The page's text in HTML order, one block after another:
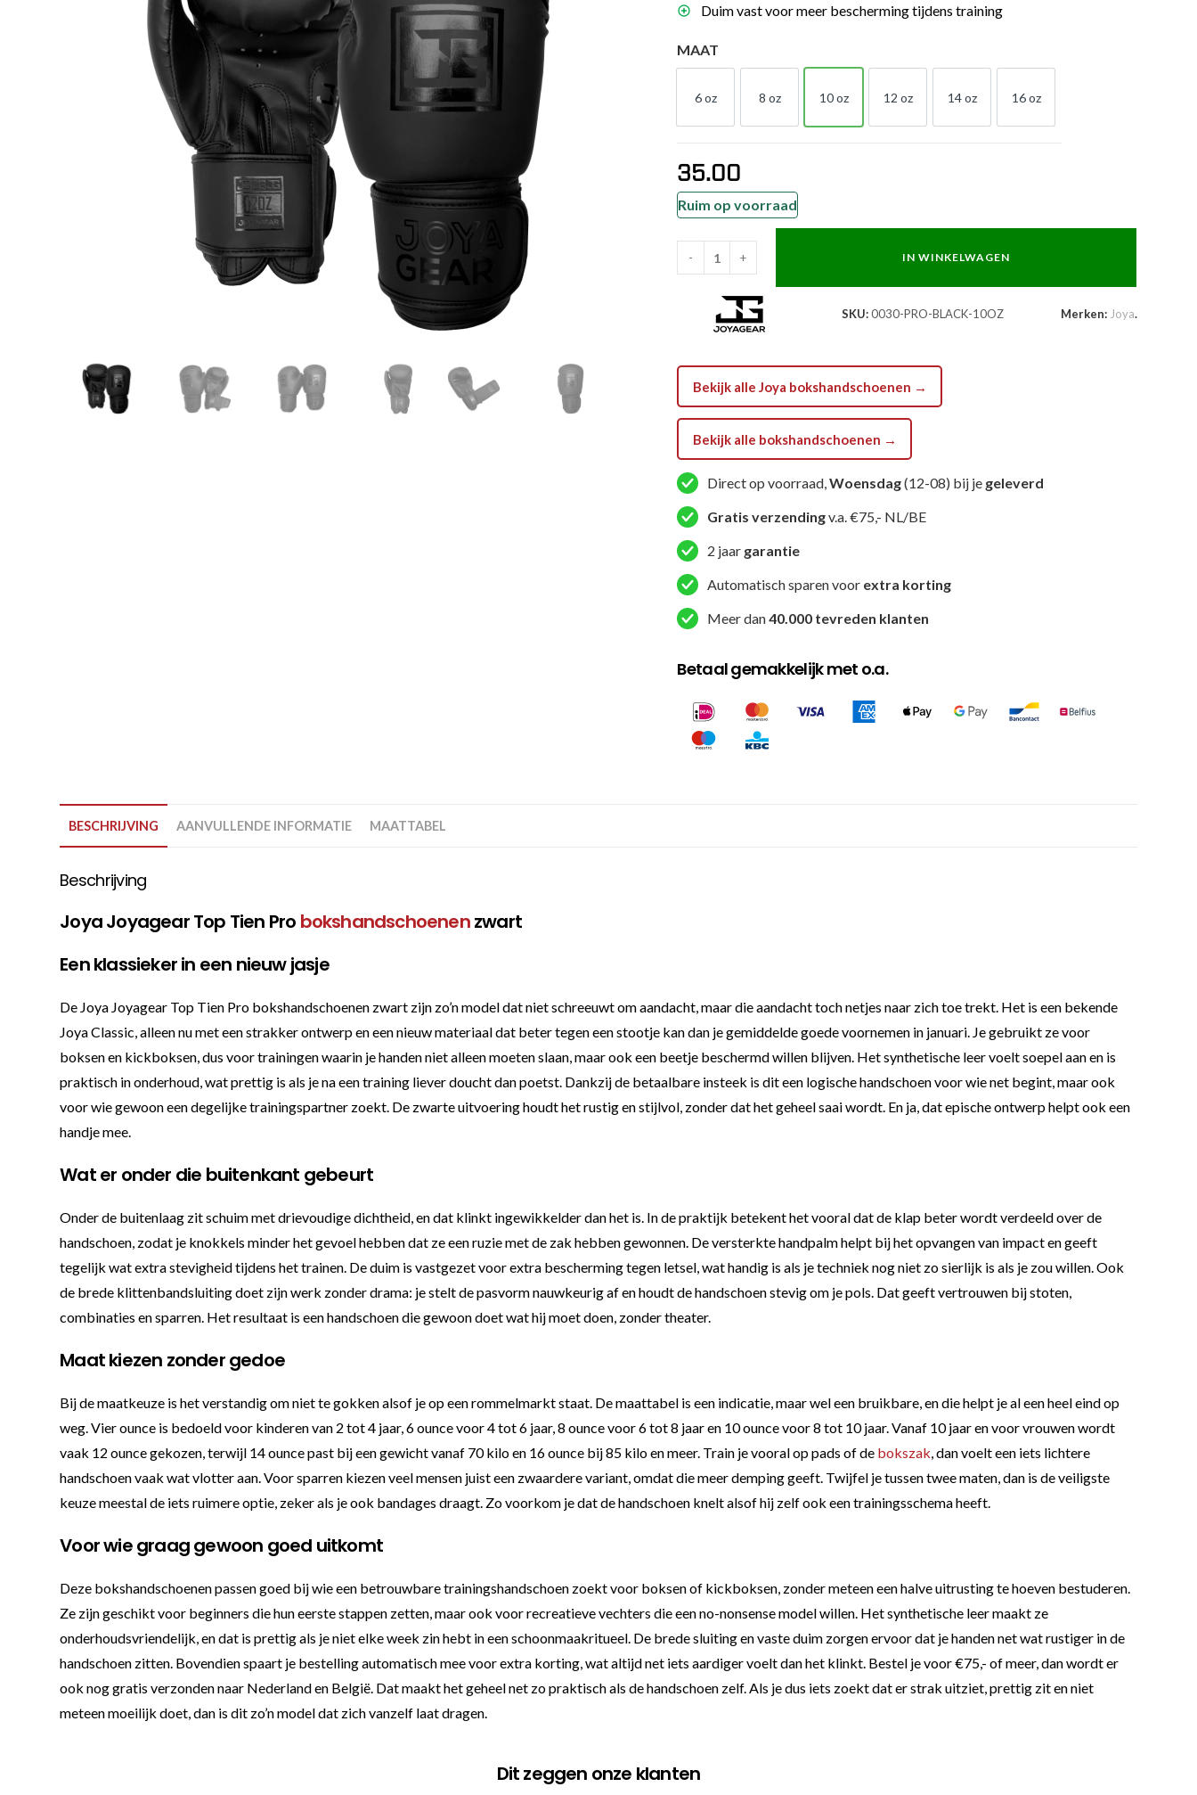
Brazilian Jiu jitsu
Voor dames
Zakhandschoenen
Trainingsartikelen
Bokszak
Bevestigingsmateriaal
bokszak
Bokspoppen
Stoot- en trapkussens
Stootkussens en pads
Duim vast voor meer bescherming tijdens training
MAAT
6 oz
6 OZ
8 oz
8 OZ
10 oz
10 OZ
12 oz
12 OZ
14 oz
14 OZ
16 oz
16 OZ
35.00
Ruim op voorraad
Zwart
aantal
- + IN WINKELWAGEN
SKU:0030-PRO-BLACK-10OZ Merken: Joya.
Bekijk alle Joya bokshandschoenen →
Bekijk alle bokshandschoenen →
Direct op voorraad,Woensdag(12-08) bij je geleverd
Gratis verzendingv.a. €75,- NL/BE
2 jaar garantie
Automatisch sparen voor extra korting
Meer dan40.000 tevreden klanten
Betaal gemakkelijk met o.a.
BESCHRIJVING AANVULLENDE INFORMATIE MAATTABEL
Beschrijving
Joya Joyagear Top Tien Pro bokshandschoenenzwart
Een klassieker in een nieuw jasje
De Joya Joyagear Top Tien Pro bokshandschoenen zwart zijn zo’n model dat niet schreeuwt om aandacht, maar die aandacht toch netjes naar zich toe trekt. Het is een bekende
Joya Classic, alleen nu met een strakker ontwerp en een nieuw materiaal dat beter tegen een stootje kan dan je gemiddelde goede voornemen in januari. Je gebruikt ze voor
boksen en kickboksen, dus voor trainingen waarin je handen niet alleen moeten slaan, maar ook een beetje beschermd willen blijven. Het synthetische leer voelt soepel aan en is
praktisch in onderhoud, wat prettig is als je na een training liever doucht dan poetst. Dankzij de betaalbare insteek is dit een logische handschoen voor wie net begint, maar ook
voor wie gewoon een degelijke trainingspartner zoekt. De zwarte uitvoering houdt het rustig en stijlvol, zonder dat het geheel saai wordt. En ja, dat epische ontwerp helpt ook een
handje mee.
Wat er onder die buitenkant gebeurt
Onder de buitenlaag zit schuim met drievoudige dichtheid, en dat klinkt ingewikkelder dan het is. In de praktijk betekent het vooral dat de klap beter wordt verdeeld over de
handschoen, zodat je knokkels minder het gevoel hebben dat ze een ruzie met de zak hebben gewonnen. De versterkte handpalm helpt bij het opvangen van impact en geeft
tegelijk wat extra stevigheid tijdens het trainen. De duim is vastgezet voor extra bescherming tegen letsel, wat handig is als je techniek nog niet zo sierlijk is als je zou willen. Ook
de brede klittenbandsluiting doet zijn werk zonder drama: je stelt de pasvorm nauwkeurig af en houdt de handschoen stevig om je pols. Dat geeft vertrouwen bij stoten,
combinaties en sparren. Het resultaat is een handschoen die gewoon doet wat hij moet doen, zonder theater.
Maat kiezen zonder gedoe
Bij de maatkeuze is het verstandig om niet te gokken alsof je op een rommelmarkt staat. De maattabel is een indicatie, maar wel een bruikbare, en die helpt je al een heel eind op
weg. Vier ounce is bedoeld voor kinderen van 2 tot 4 jaar, 6 ounce voor 4 tot 6 jaar, 8 ounce voor 6 tot 8 jaar en 10 ounce voor 8 tot 10 jaar. Vanaf 10 jaar en voor vrouwen wordt
vaak 12 ounce gekozen, terwijl 14 ounce past bij een gewicht vanaf 70 kilo en 16 ounce bij 85 kilo en meer. Train je vooral op pads of de bokszak, dan voelt een iets lichtere
handschoen vaak wat vlotter aan. Voor sparren kiezen veel mensen juist een zwaardere variant, omdat die meer demping geeft. Twijfel je tussen twee maten, dan is de veiligste
keuze meestal de iets ruimere optie, zeker als je ook bandages draagt. Zo voorkom je dat de handschoen knelt alsof hij zelf ook een trainingsschema heeft.
Voor wie graag gewoon goed uitkomt
Deze bokshandschoenen passen goed bij wie een betrouwbare trainingshandschoen zoekt voor boksen of kickboksen, zonder meteen een halve uitrusting te hoeven bestuderen.
Ze zijn geschikt voor beginners die hun eerste stappen zetten, maar ook voor recreatieve vechters die een no-nonsense model willen. Het synthetische leer maakt ze
onderhoudsvriendelijk, en dat is prettig als je niet elke week zin hebt in een schoonmaakritueel. De brede sluiting en vaste duim zorgen ervoor dat je handen net wat rustiger in de
handschoen zitten. Bovendien spaart je bestelling automatisch mee voor extra korting, wat altijd net iets aardiger voelt dan het klinkt. Bestel je voor €75,- of meer, dan wordt er
ook nog gratis verzonden naar Nederland en België. Dat maakt het geheel net zo praktisch als de handschoen zelf. Als je dus iets zoekt dat er strak uitziet, prettig zit en niet
meteen moeilijk doet, dan is dit zo’n model dat zich vanzelf laat dragen.
Dit zeggen onze klanten